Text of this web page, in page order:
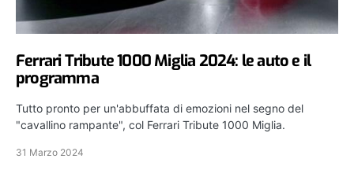
Ferrari Tribute 1000 Miglia 2024: le auto e il
programma
Tutto pronto per un'abbuffata di emozioni nel segno del
"cavallino rampante", col Ferrari Tribute 1000 Miglia.
31 Marzo 2024